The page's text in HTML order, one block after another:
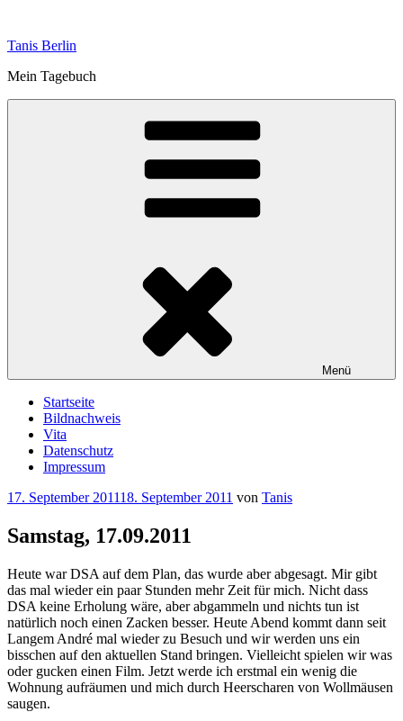
springen
Tanis Berlin
Mein Tagebuch
Menü
Startseite
Bildnachweis
Vita
Datenschutz
Impressum
Veröffentlicht
17. September 201118. September 2011 von Tanis
Samstag, 17.09.2011
Heute war DSA auf dem Plan, das wurde aber abgesagt. Mir gibt
das mal wieder ein paar Stunden mehr Zeit für mich. Nicht dass
DSA keine Erholung wäre, aber abgammeln und nichts tun ist
natürlich noch einen Zacken besser. Heute Abend kommt dann seit
Langem André mal wieder zu Besuch und wir werden uns ein
bisschen auf den aktuellen Stand bringen. Vielleicht spielen wir was
oder gucken einen Film. Jetzt werde ich erstmal ein wenig die
Wohnung aufräumen und mich durch Heerscharen von Wollmäusen
saugen.